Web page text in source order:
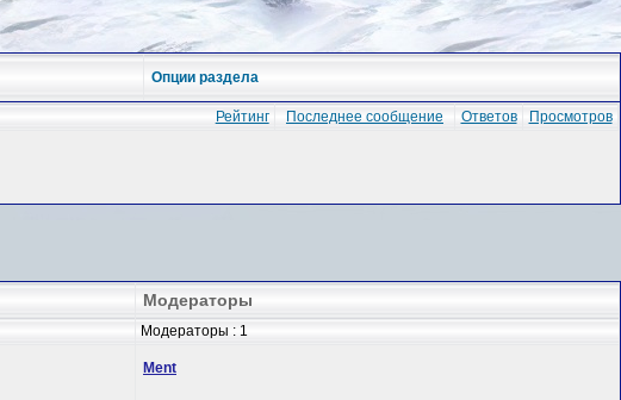
Опции раздела
Рейтинг Последнее сообщение Ответов Просмотров
Модераторы
Модераторы : 1
Ment